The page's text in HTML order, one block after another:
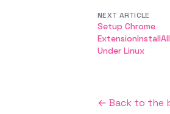
NEXT ARTICLE
Setup Chrome
Under Linux
← Back to the